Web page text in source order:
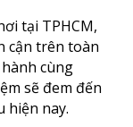
tại TPHCM,
cận trên toàn
cùng
sẽ đem đến
hiện nay.